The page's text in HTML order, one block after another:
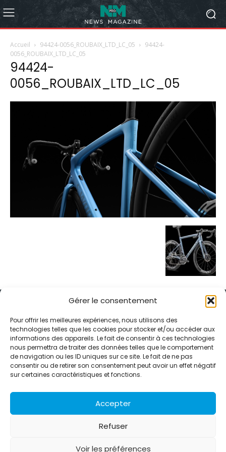
Gérer le consentement
Pour offrir les meilleures expériences, nous utilisons des
technologies telles que les cookies pour stocker et/ou accéder aux
informations des appareils. Le fait de consentir à ces technologies
nous permettra de traiter des données telles que le comportement
de navigation ou les ID uniques sur ce site. Le fait de ne pas
consentir ou de retirer son consentement peut avoir un effet négatif
sur certaines caractéristiques et fonctions.
Accepter
Refuser
Voir les préférences
Accueil 94424-0056_ROUBAIX_LTD_LC_05
94424-
0056_ROUBAIX_LTD_LC_05
94424-
0056_ROUBAIX_LTD_LC_05
Alternative Média est une agence de relations presse et de
relations publiques basée à Grenoble. Depuis 1995, elle conçoit et
pilote des stratégies de visibilité en France et à l’international
grâce à un réseau d’agences partenaires.